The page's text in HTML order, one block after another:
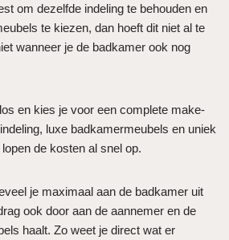
om dezelfde indeling te behouden en
te kiezen, dan hoeft dit niet al te
wanneer je de badkamer ook nog
en kies je voor een complete make-
luxe badkamermeubels en uniek
de kosten al snel op.
je maximaal aan de badkamer uit
ook door aan de aannemer en de
haalt. Zo weet je direct wat er